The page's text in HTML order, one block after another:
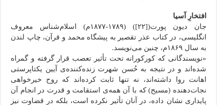
افتخارِ آسیا
جان دیون پورت([۲۲]) (۱۷۸۹-۱۸۷۷م) اسلام‌شناس معروف
انگلیسی، در کتاب عذر تقصیر به پیشگاه محمد و قرآن، چاپ لندن
به سال ۱۸۶۹م، چنین می‌نویسد.
«نویسندگانی که کورکورانه تحت تأثیر تعصب قرار گرفته و گمراه
شده‌اند و در نتیجه به حُسن شهرت زنده‌کننده‌ی آیین یکتاپرستی
اهانت روا داشته‌اند، نه تنها ثابت کرده‌اند که روح خیرخواهی
نجات‌دهنده (مسیح) که با آن همه‌ی استقامت و قدرت در انجام آن
پایداری نشان داده، در آنان تأثیر نکرده است، بلکه در قضاوت نیز